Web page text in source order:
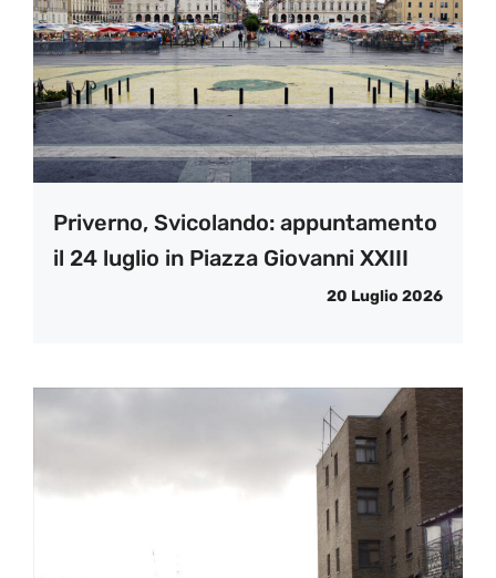
Priverno, Svicolando: appuntamento
il 24 luglio in Piazza Giovanni XXIII
20 Luglio 2026